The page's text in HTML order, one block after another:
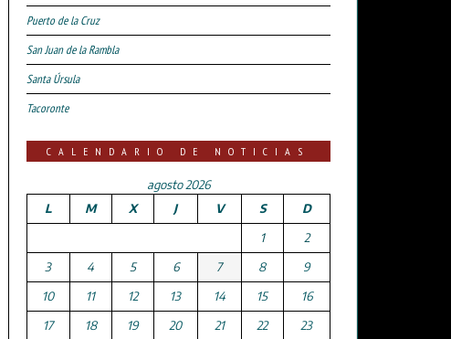
Puerto de la Cruz
San Juan de la Rambla
Santa Úrsula
Tacoronte
CALENDARIO DE NOTICIAS
agosto 2026
L
M X J V S
D
1
2
3
4 5 6 7 8
9
10
11 12 13 14 15
16
17
18 19 20 21 22
23